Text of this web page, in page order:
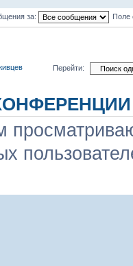
за: Поле
Перейти: